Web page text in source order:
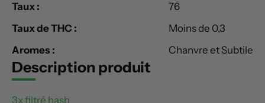
Taux :
76
Taux de THC :
Moins de 0,3
Aromes :
Chanvre et Subtile
Description produit
3x filtré hash